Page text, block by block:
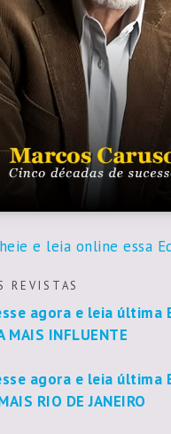
e leia online essa
E V I S T A S
agora e leia última
MAIS INFLUENTE
agora e leia última
RIO DE JANEIRO